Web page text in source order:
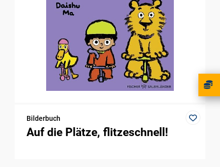
Bilderbuch
Auf die Plätze, flitzeschnell!